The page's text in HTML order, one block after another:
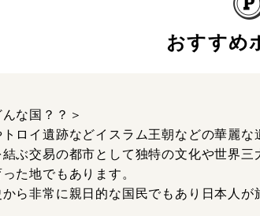
おすすめ
な国？？＞
ロイ遺跡などイスラム王朝などの華麗な
ぶ交易の都市として独特の文化や世界
た地でもあります。
ら非常に親日的な国民でもあり日本人